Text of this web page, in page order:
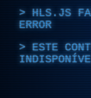
HLS.JS
ERROR
ESTE